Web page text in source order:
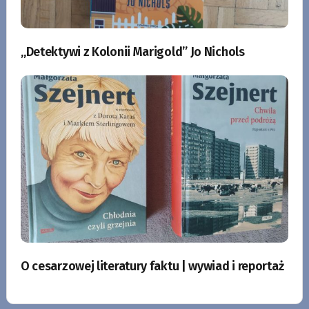
„Detektywi z Kolonii Marigold” Jo Nichols
O cesarzowej literatury faktu | wywiad i reportaż